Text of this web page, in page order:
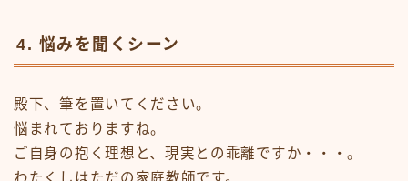
4. 悩みを聞くシーン
殿下、筆を置いてください。
悩まれておりますね。
ご自身の抱く理想と、現実との乖離ですか・・・。
わたくしはただの家庭教師です。